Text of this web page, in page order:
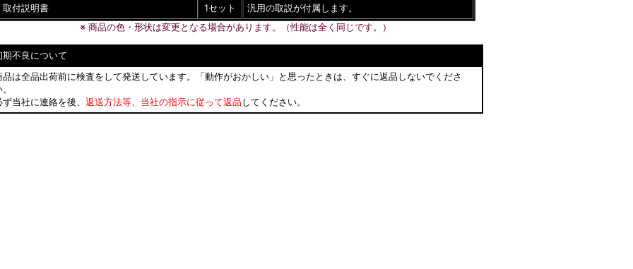
取付説明書
1セット
汎用の取説が付属します。
※ 商品の色・形状は変更となる場合があります。（性能は全く同じです。）
期不良について
品は全品出荷前に検査をして発送しています。「動作がおかしい」と思ったときは、すぐに返品しないでくださ
ず当社に連絡を後、 返送方法等、当社の指示に従って返品してください。